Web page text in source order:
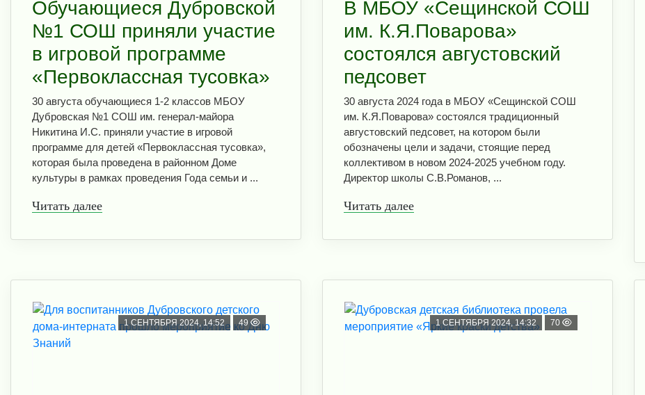
Обучающиеся Дубровской
№1 СОШ приняли участие
в игровой программе
«Первоклассная тусовка»
30 августа обучающиеся 1-2 классов МБОУ
Дубровская №1 СОШ им. генерал-майора
Никитина И.С. приняли участие в игровой
программе для детей «Первоклассная тусовка»,
которая была проведена в районном Доме
культуры в рамках проведения Года семьи и ...
Читать далее
В МБОУ «Сещинской СОШ
им. К.Я.Поварова»
состоялся августовский
педсовет
30 августа 2024 года в МБОУ «Сещинской СОШ
им. К.Я.Поварова» состоялся традиционный
августовский педсовет, на котором были
обозначены цели и задачи, стоящие перед
коллективом в новом 2024-2025 учебном году.
Директор школы С.В.Романов, ...
Читать далее
1 СЕНТЯБРЯ 2024, 14:52 49 1 СЕНТЯБРЯ 2024, 14:32 70